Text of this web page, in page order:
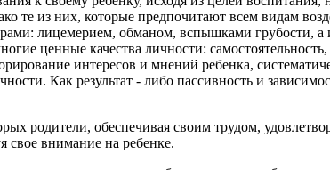
те из них, которые предпочитают всем видам
лицемерием, обманом, вспышками грубости, а
ценные качества личности:
интересов и мнений ребенка,
Как результат - либо пассивность и
родители, обеспечивая своим трудом,
свое внимание на ребенке.